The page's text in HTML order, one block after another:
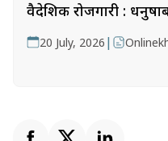
वैदेशिक रोजगारी :
20 July, 2026 |